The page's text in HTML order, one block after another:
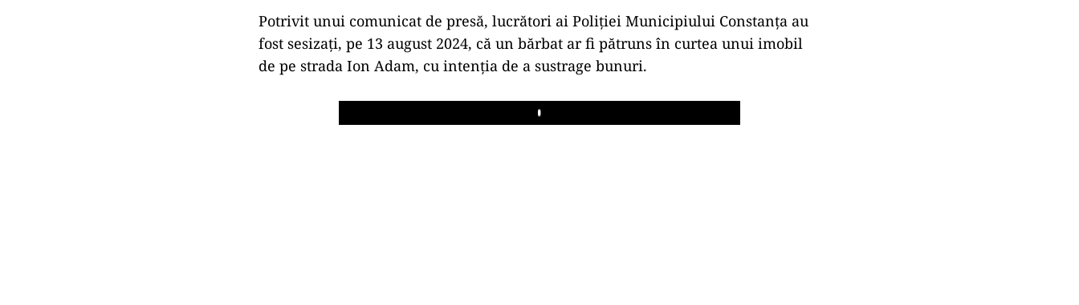
Potrivit unui comunicat de presă, lucrători ai Poliției Municipiului Constanța au
fost sesizați, pe 13 august 2024, că un bărbat ar fi pătruns în curtea unui imobil
de pe strada Ion Adam, cu intenția de a sustrage bunuri.
Play